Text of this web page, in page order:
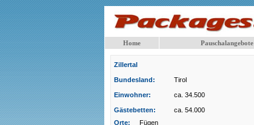
Home Pauschalangebote
Zillertal
Bundesland: Tirol
Einwohner: ca. 34.500
Gästebetten:
ca. 54.000
Orte:
Fügen